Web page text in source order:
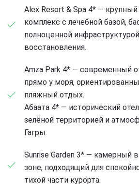
Alex Resort & Spa 4* —
комплекс с лечебной базой,
полноценной
восстановления.
Amza Park 4* — современный
прямо у моря,
пляжный отдых.
Абаата 4* — исторический
зелёной территорией и
Гагры.
Sunrise Garden 3* — камерный
зоне, подходящий для
тихой части курорта.